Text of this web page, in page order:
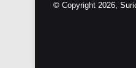
© Copyright 2026,